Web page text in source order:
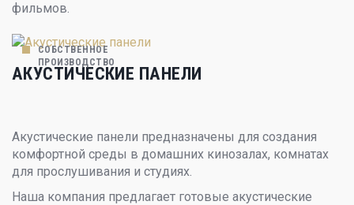
фильмов.
СОБСТВЕННОЕ
ПРОИЗВОДСТВО
АКУСТИЧЕСКИЕ ПАНЕЛИ
Акустические панели предназначены для создания
комфортной среды в домашних кинозалах, комнатах
для прослушивания и студиях.
Наша компания предлагает готовые акустические